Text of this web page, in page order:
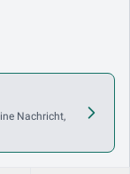
Nachricht,